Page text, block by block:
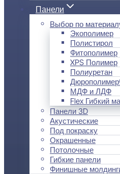
Панели
Выбор по
Экополимер
Полистирол
Фитополимер
XPS Полимер
Полиуретан
МДФ и ЛДФ
Flex Гибкий
Панели 3D
Акустические
Под покраску
Окрашенные
Потолочные
Гибкие панели
Финишные